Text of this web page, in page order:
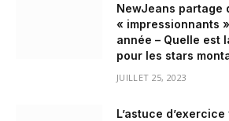
NewJeans partage
« impressionnants
année – Quelle est
pour les stars
JUILLET 25, 2023
L’astuce